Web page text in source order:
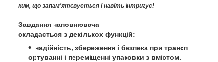
ким, що запам'ятовується і навіть інтригує!
Завдання наповнювача
складається з декількох функцій:
надійність, збереження і безпека при трансп
ортуванні і переміщенні упаковки з вмістом.